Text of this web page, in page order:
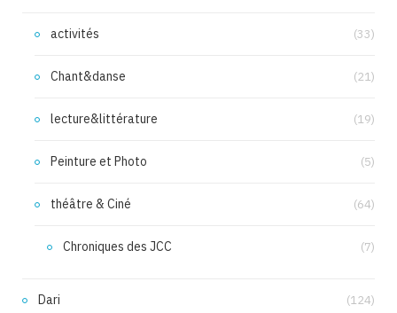
activités (33)
Chant&danse (21)
lecture&littérature (19)
Peinture et Photo (5)
théâtre & Ciné (64)
Chroniques des JCC (7)
Dari (124)